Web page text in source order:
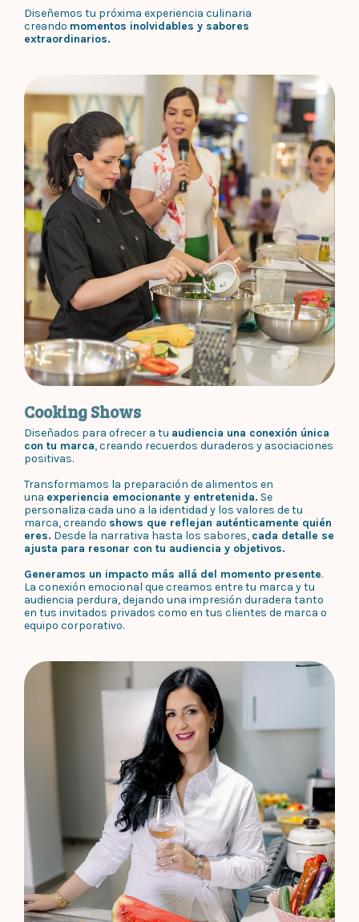
Diseñemos tu próxima experiencia culinaria
creando momentos inolvidables y sabores
extraordinarios.
Cooking Shows
Diseñados para ofrecer a tu audiencia una conexión única
con tu marca, creando recuerdos duraderos y asociaciones
positivas.
Transformamos la preparación de alimentos en
una experiencia emocionante y entretenida. Se
personaliza cada uno a la identidad y los valores de tu
marca, creando shows que reflejan auténticamente quién
eres. Desde la narrativa hasta los sabores, cada detalle se
ajusta para resonar con tu audiencia y objetivos.
Generamos un impacto más allá del momento presente.
La conexión emocional que creamos entre tu marca y tu
audiencia perdura, dejando una impresión duradera tanto
en tus invitados privados como en tus clientes de marca o
equipo corporativo.